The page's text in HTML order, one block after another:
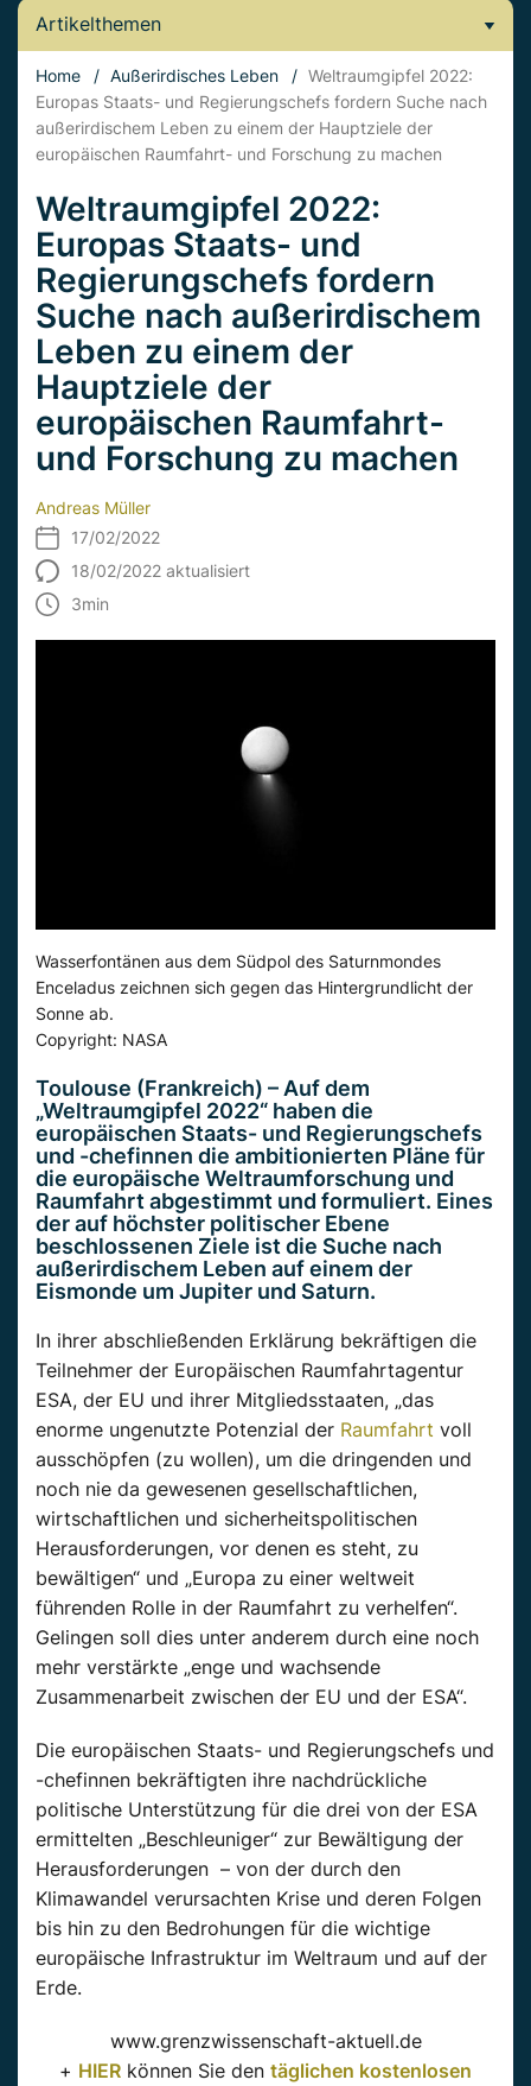
Artikelthemen
Home / Außerirdisches Leben / Weltraumgipfel 2022:
Europas Staats- und Regierungschefs fordern Suche nach
außerirdischem Leben zu einem der Hauptziele der
europäischen Raumfahrt- und Forschung zu machen
Weltraumgipfel 2022:
Europas Staats- und
Regierungschefs fordern
Suche nach außerirdischem
Leben zu einem der
Hauptziele der
europäischen Raumfahrt-
und Forschung zu machen
Andreas Müller
17/02/2022
18/02/2022 aktualisiert
3min
Wasserfontänen aus dem Südpol des Saturnmondes
Enceladus zeichnen sich gegen das Hintergrundlicht der
Sonne ab.
Copyright: NASA
Toulouse (Frankreich) – Auf dem
„Weltraumgipfel 2022“ haben die
europäischen Staats- und Regierungschefs
und -chefinnen die ambitionierten Pläne für
die europäische Weltraumforschung und
Raumfahrt abgestimmt und formuliert. Eines
der auf höchster politischer Ebene
beschlossenen Ziele ist die Suche nach
außerirdischem Leben auf einem der
Eismonde um Jupiter und Saturn.
In ihrer abschließenden Erklärung bekräftigen die
Teilnehmer der Europäischen Raumfahrtagentur
ESA, der EU und ihrer Mitgliedsstaaten, „das
enorme ungenutzte Potenzial der Raumfahrt voll
ausschöpfen (zu wollen), um die dringenden und
noch nie da gewesenen gesellschaftlichen,
wirtschaftlichen und sicherheitspolitischen
Herausforderungen, vor denen es steht, zu
bewältigen“ und „Europa zu einer weltweit
führenden Rolle in der Raumfahrt zu verhelfen“.
Gelingen soll dies unter anderem durch eine noch
mehr verstärkte „enge und wachsende
Zusammenarbeit zwischen der EU und der ESA“.
Die europäischen Staats- und Regierungschefs und
-chefinnen bekräftigten ihre nachdrückliche
politische Unterstützung für die drei von der ESA
ermittelten „Beschleuniger“ zur Bewältigung der
Herausforderungen – von der durch den
Klimawandel verursachten Krise und deren Folgen
bis hin zu den Bedrohungen für die wichtige
europäische Infrastruktur im Weltraum und auf der
Erde.
www.grenzwissenschaft-aktuell.de
+ HIER können Sie den täglichen kostenlosen